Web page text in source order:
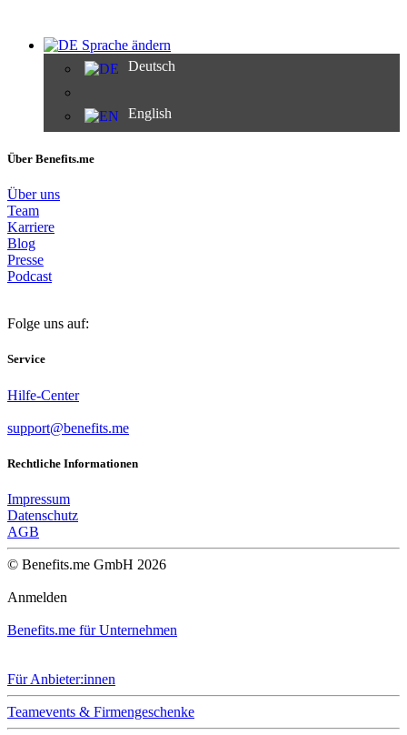
Sprache ändern
Deutsch
English
Über Benefits.me
Über uns
Team
Karriere
Blog
Presse
Podcast
Folge uns auf:
Service
Hilfe-Center
support@benefits.me
Rechtliche Informationen
Impressum
Datenschutz
AGB
© Benefits.me GmbH 2026
Anmelden
Benefits.me für Unternehmen
Für Anbieter:innen
Teamevents & Firmengeschenke